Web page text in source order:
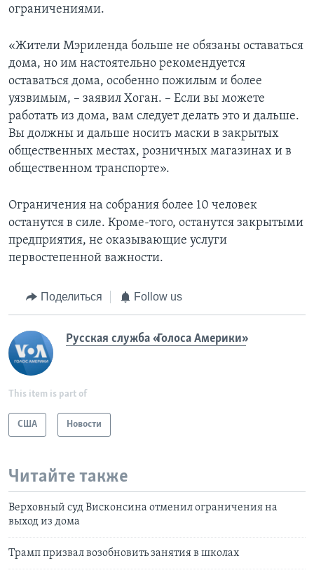
ограничениями.
«Жители Мэриленда больше не обязаны оставаться
дома, но им настоятельно рекомендуется
оставаться дома, особенно пожилым и более
уязвимым, – заявил Хоган. – Если вы можете
работать из дома, вам следует делать это и дальше.
Вы должны и дальше носить маски в закрытых
общественных местах, розничных магазинах и в
общественном транспорте».
Ограничения на собрания более 10 человек
останутся в силе. Кроме-того, останутся закрытыми
предприятия, не оказывающие услуги
первостепенной важности.
Поделиться Follow us
Русская служба «Голоса Америки»
This item is part of
США Новости
Читайте также
Верховный суд Висконсина отменил ограничения на
выход из дома
Трамп призвал возобновить занятия в школах